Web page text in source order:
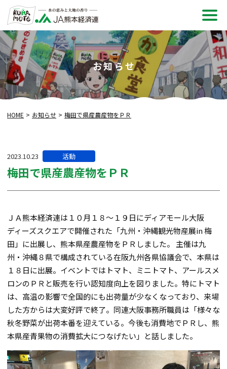
メ
ニ
お知らせ
HOME お知らせ 梅田で県産農産物をＰＲ
2023.10.23 カ
テ
ゴ
活動
梅田で県産農産物をＰＲ
ＪＡ熊本経済連は１０月１８～１９日にディアモール大阪
ディーズスクエアで開催された「九州・沖縄観光物産展in 梅
田」に出展し、熊本県産農産物をＰＲしました。 主催は九
州・沖縄８県で構成されている在阪九州各県協議会で、本県は
１８日に出展。イベントではトマト、ミニトマト、アールスメ
ロンのＰＲと販売を行い認知度向上を図りました。特にトマト
は、高温の影響で全国的にも出荷量が少なくなっており、来場
した方からは大変好評で終了。同連大阪事務所職員は「様々な
秋冬野菜が出荷本番を迎えている。今後も消費地でＰＲし、熊
本県産青果物の消費拡大につなげたい」と話しました。